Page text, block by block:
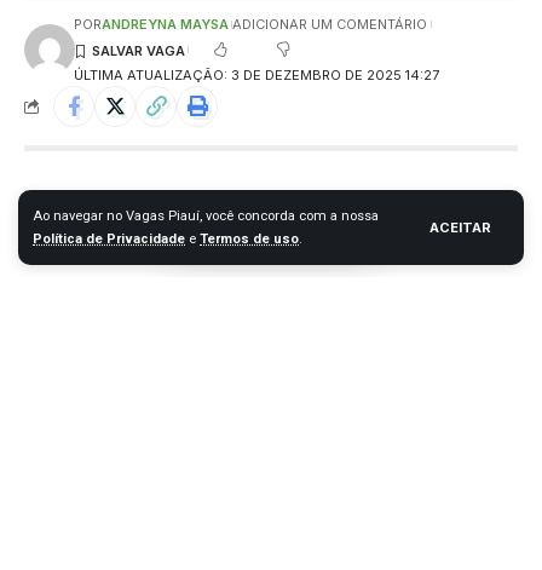
Ao navegar no Vagas Piauí, você concorda com a nossa
Política de Privacidade e Termos de uso.
ACEITAR
ÚLTIMA ATUALIZAÇÃO: 3 DE DEZEMBRO DE 2025 14:27
PORANDREYNA MAYSA ADICIONAR UM COMENTÁRIO